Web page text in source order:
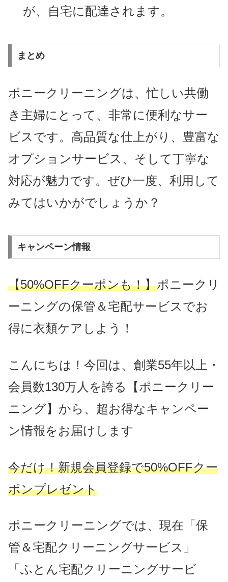
が、自宅に配達されます。
まとめ
ポニークリーニングは、忙しい共働
き主婦にとって、非常に便利なサー
ビスです。高品質な仕上がり、豊富な
オプションサービス、そして丁寧な
対応が魅力です。ぜひ一度、利用して
みてはいかがでしょうか？
キャンペーン情報
【50%OFFクーポンも！】ポニークリ
ーニングの保管＆宅配サービスでお
得に衣類ケアしよう！
こんにちは！今回は、創業55年以上・
会員数130万人を誇る【ポニークリー
ニング】から、超お得なキャンペー
ン情報をお届けします
今だけ！新規会員登録で50%OFFクー
ポンプレゼント
ポニークリーニングでは、現在「保
管＆宅配クリーニングサービス」
「ふとん宅配クリーニングサービ